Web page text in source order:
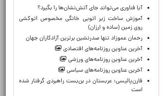
آیا فناوری می‌تواند جای آتش‌نشان‌ها را بگیرد؟
آموزش ساخت زیر اتویی خانگی مخصوص اتوکشی
روی زمین (ساده و ارزان)
رحمان عموزاد تنها صدرنشین برترین آزادکاران جهان
آخرین عناوین روزنامه‌های اقتصادی
آخرین عناوین روزنامه‌های ورزشی
آخرین عناوین روزنامه‌های سیاسی
فارن‌پالیسی: عربستان در بن‌بست راهبردی گرفتار شده
است